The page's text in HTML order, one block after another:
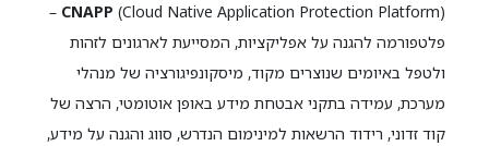
CNAPP
(Cloud Native Application Protection Platform) –
פלטפורמה להגנה על אפליקציות, המסייעת לארגונים לזהות
ולטפל באיומים שנוצרים מקוד, מיסקונפיגורציה של מנהלי
מערכת, עמידה בתקני אבטחת מידע באופן אוטומטי, הרצה של
קוד זדוני, רידוד הרשאות למינימום הנדרש, סווג והגנה על מידע,